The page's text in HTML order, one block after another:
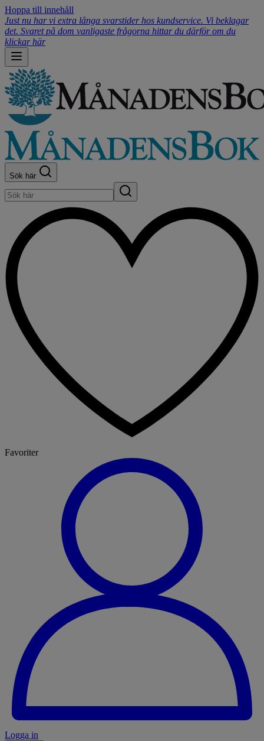
Hoppa till innehåll
Just nu har vi extra långa svarstider hos kundservice. Vi beklagar
det. Svaret på dom vanligaste frågorna hittar du därför om du
klickar här
Sök här
Favoriter
Logga in